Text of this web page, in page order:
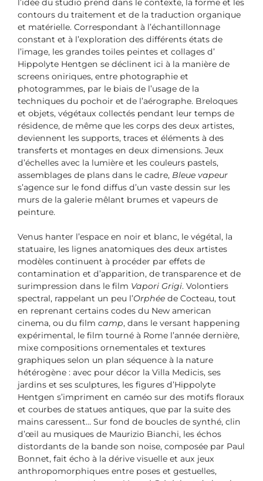
l’idée du studio prend dans le contexte, la forme et les
contours du traitement et de la traduction organique
et matérielle. Correspondant à l’échantillonnage
constant et à l’exploration des différents états de
l’image, les grandes toiles peintes et collages d’
Hippolyte Hentgen se déclinent ici à la manière de
screens oniriques, entre photographie et
photogrammes, par le biais de l’usage de la
techniques du pochoir et de l’aérographe. Breloques
et objets, végétaux collectés pendant leur temps de
résidence, de même que les corps des deux artistes,
deviennent les supports, traces et éléments à des
transferts et montages en deux dimensions. Jeux
d’échelles avec la lumière et les couleurs pastels,
assemblages de plans dans le cadre, Bleue vapeur
s’agence sur le fond diffus d’un vaste dessin sur les
murs de la galerie mêlant brumes et vapeurs de
peinture.
Venus hanter l’espace en noir et blanc, le végétal, la
statuaire, les lignes anatomiques des deux artistes
modèles continuent à procéder par effets de
contamination et d’apparition, de transparence et de
surimpression dans le film Vapori Grigi. Volontiers
spectral, rappelant un peu l’Orphée de Cocteau, tout
en reprenant certains codes du New american
cinema, ou du film camp, dans le versant happening
expérimental, le film tourné à Rome l’année dernière,
mixe compositions ornementales et textures
graphiques selon un plan séquence à la nature
hétérogène : avec pour décor la Villa Medicis, ses
jardins et ses sculptures, les figures d’Hippolyte
Hentgen s’impriment en caméo sur des motifs floraux
et courbes de statues antiques, que par la suite des
mains caressent… Sur fond de boucles de synthé, clin
d’œil au musiques de Maurizio Bianchi, les échos
distordants de la bande son noise, composée par Paul
Bonnet, fait écho à la dérive visuelle et aux jeux
anthropomorphiques entre poses et gestuelles,